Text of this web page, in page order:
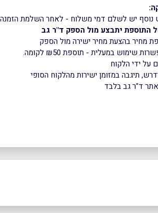
יש לשלם דמי משלוח - לאחר השלמת הזמנה,
התוספת יתבצע מול הספק ד"ר גב
במעלית - תוספת ₪50 לקומה.
על ידי הלקוח
תיגבה במזומן ישירות מהלקוח הסופי
ד"ר גב בלבד